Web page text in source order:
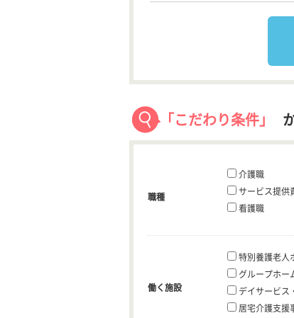
「こだわり条件」
職種
介護職
サービス提供
看護職
働く施設
特別養護老人
グループホー
デイサービス
居宅介護支援